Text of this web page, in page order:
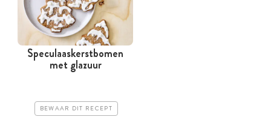
Speculaaskerstbomen
met glazuur
BEWAAR DIT RECEPT